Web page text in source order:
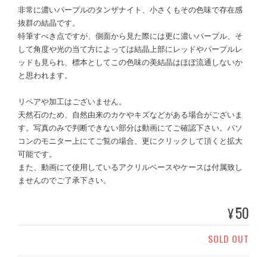
非常に濃いパープルのタンザナイト、小さくもその色味で存在感
抜群の結晶です。
特筆すべき点ですが、側面から見た際には更に濃いパープル、そ
して角度や光の当て方によっては結晶上部にレッドやパープルレ
ッドも見られ、標本としてこの色味の美結晶はほぼ流通しないか
と思われます。
リペアや加工はございません。
天然石のため、自然由来のカケやキズなどがある場合がございま
す。写真のみで判断できない部分は動画にてご確認下さい。パソ
コンのモニター上にてご覧の場合、更にクリックして頂くと拡大
可能です。
また、動画にて使用しているアクリルベースやケースは付属致し
ませんのでご了承下さい。
¥50
SOLD OUT